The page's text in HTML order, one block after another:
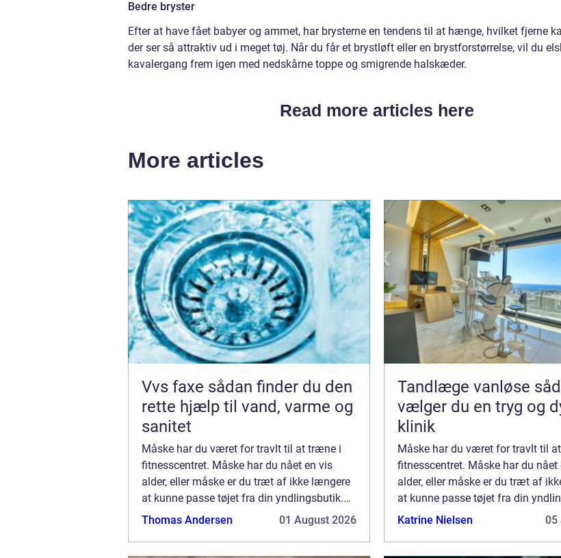
Bedre bryster
Efter at have fået babyer og ammet, har brysterne en tendens til at hænge, hvilket fjerne
der ser så attraktiv ud i meget tøj. Når du får et brystløft eller en brystforstørrelse, vil du
kavalergang frem igen med nedskårne toppe og smigrende halskæder.
Read more articles here
More articles
Vvs faxe sådan finder du den
rette hjælp til vand, varme og
sanitet
Måske har du været for travlt til at træne i
fitnesscentret. Måske har du nået en vis
alder, eller måske er du træt af ikke længere
at kunne passe tøjet fra din yndlingsbutik.
Uanset årsagen, føler du dig ikke længere
Thomas Andersen 01 August 2026
Tandlæge vanløse sådan
vælger du en tryg og
klinik
Måske har du været for travlt til
fitnesscentret. Måske har du nået
alder, eller måske er du træt af
at kunne passe tøjet fra din
Uanset årsagen, føler du dig ikke
Katrine Nielsen 05